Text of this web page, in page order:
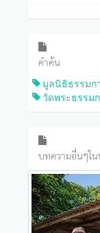
คำค้น
มูลนิธิธรรมก
วัดพระธรรม
บทความอื่นๆใ